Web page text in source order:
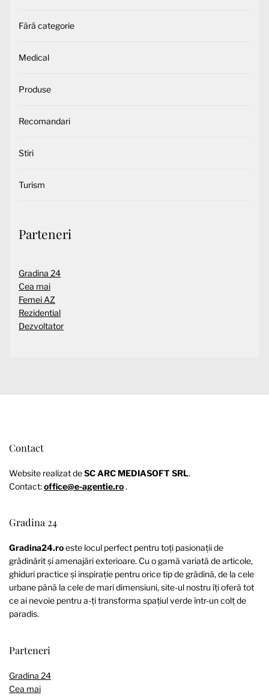
Fără categorie
Medical
Produse
Recomandari
Stiri
Turism
Parteneri
Gradina 24
Cea mai
Femei AZ
Rezidential
Dezvoltator
Contact
Website realizat deSC ARC MEDIASOFT SRL.
Contact:office@e-agentie.ro.
Gradina 24
Gradina24.roeste locul perfect pentru toți pasionații de
grădinărit și amenajări exterioare. Cu o gamă variată de articole,
ghiduri practice și inspirație pentru orice tip de grădină, de la cele
urbane până la cele de mari dimensiuni, site-ul nostru îți oferă tot
ce ai nevoie pentru a-ți transforma spațiul verde într-un colț de
paradis.
Parteneri
Gradina 24
Cea mai